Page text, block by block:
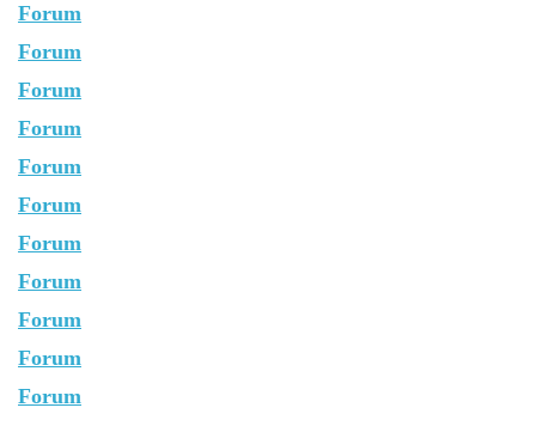
Forum
Forum
Forum
Forum
Forum
Forum
Forum
Forum
Forum
Forum
Forum